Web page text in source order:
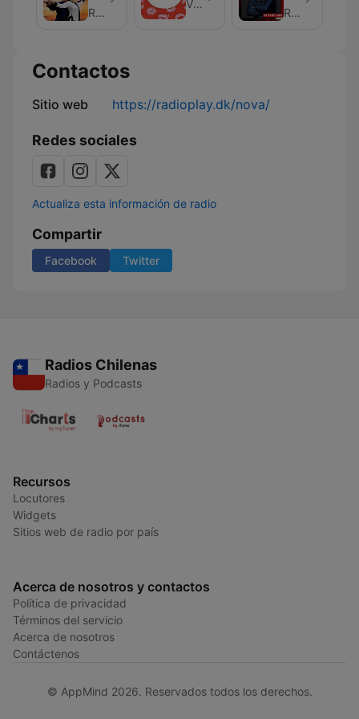
dame
RadioPlay
Vi Unge
InRadioPlay
Contactos
Sitio web https://radioplay.dk/nova/
Redes sociales
Actualiza esta información de radio
Compartir
Facebook Twitter
Radios Chilenas
Radios y Podcasts
Recursos
Locutores
Widgets
Sitios web de radio por país
Acerca de nosotros y contactos
Política de privacidad
Términos del servicio
Acerca de nosotros
Contáctenos
© AppMind 2026. Reservados todos los derechos.